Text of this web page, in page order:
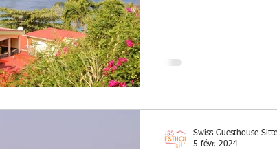
Swiss Guesthouse
5 févr. 2024